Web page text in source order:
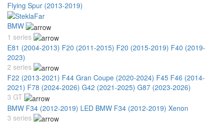
Flying Spur (2013-2019)
BMW
1 series
E81 (2004-2013) F20 (2011-2015) F20 (2015-2019) F40 (2019-
2023)
2 series
F22 (2013-2021) F44 Gran Coupe (2020-2024) F45 F46 (2014-
2021) F78 (2024-2026) G42 (2021-2025) G87 (2023-2026)
3 GT
BMW F34 (2012-2019) LED BMW F34 (2012-2019) Xenon
3 series